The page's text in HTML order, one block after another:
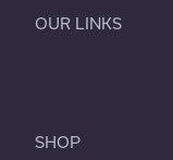
OUR LINKS
SHOP